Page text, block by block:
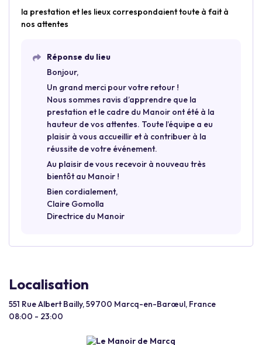
la prestation et les lieux correspondaient toute à fait à
nos attentes
Réponse du lieu
Bonjour,
Un grand merci pour votre retour !
Nous sommes ravis d’apprendre que la
prestation et le cadre du Manoir ont été à la
hauteur de vos attentes. Toute l’équipe a eu
plaisir à vous accueillir et à contribuer à la
réussite de votre événement.
Au plaisir de vous recevoir à nouveau très
bientôt au Manoir !
Bien cordialement,
Claire Gomolla
Directrice du Manoir
Localisation
551 Rue Albert Bailly, 59700 Marcq-en-Barœul, France
08:00 - 23:00